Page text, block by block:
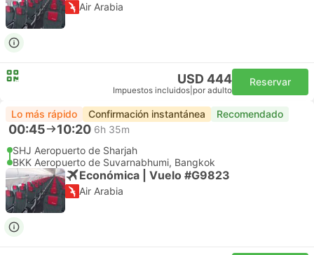
Air Arabia
USD 444
Impuestos incluidos por adulto
Reservar
Lo más rápido Confirmación instantánea Recomendado
00:45 10:20 6h 35m
SHJ Aeropuerto de Sharjah
BKK Aeropuerto de Suvarnabhumi, Bangkok
Económica | Vuelo #G9823
Air Arabia